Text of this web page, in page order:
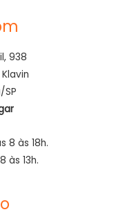
938
SP
8 às 18h.
às 13h.